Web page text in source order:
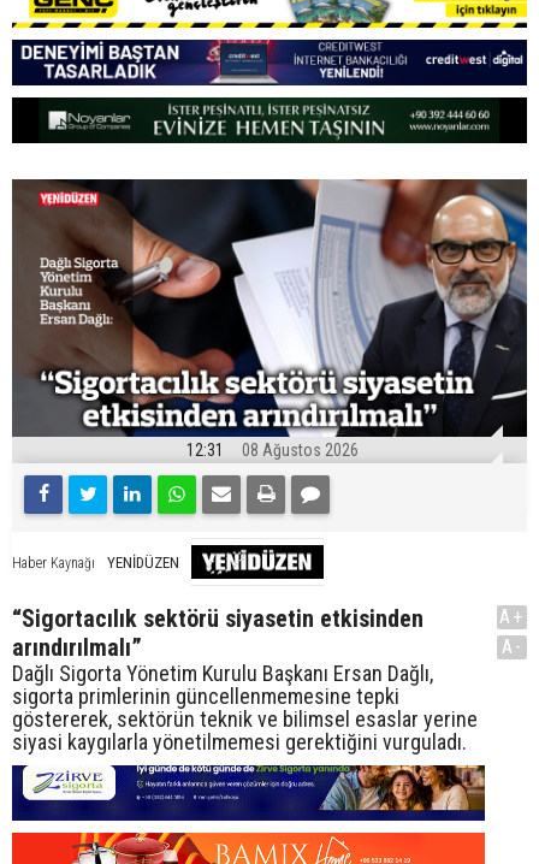
12:31 08 Ağustos 2026
Haber Kaynağı YENİDÜZEN
“Sigortacılık sektörü siyasetin etkisinden
arındırılmalı”
Dağlı Sigorta Yönetim Kurulu Başkanı Ersan Dağlı,
sigorta primlerinin güncellenmemesine tepki
göstererek, sektörün teknik ve bilimsel esaslar yerine
siyasi kaygılarla yönetilmemesi gerektiğini vurguladı.
A+
A-